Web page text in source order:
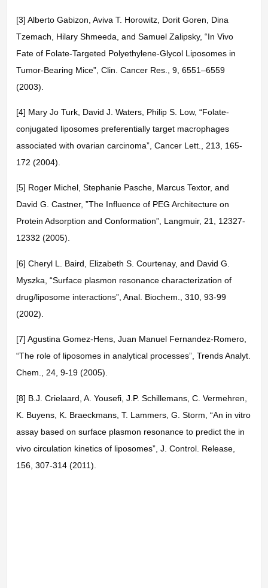
[3] Alberto Gabizon, Aviva T. Horowitz, Dorit Goren, Dina
Tzemach, Hilary Shmeeda, and Samuel Zalipsky, “In Vivo
Fate of Folate-Targeted Polyethylene-Glycol Liposomes in
Tumor-Bearing Mice”, Clin. Cancer Res., 9, 6551–6559
(2003).
[4] Mary Jo Turk, David J. Waters, Philip S. Low, “Folate-
conjugated liposomes preferentially target macrophages
associated with ovarian carcinoma”, Cancer Lett., 213, 165-
172 (2004).
[5] Roger Michel, Stephanie Pasche, Marcus Textor, and
David G. Castner, ”The Influence of PEG Architecture on
Protein Adsorption and Conformation”, Langmuir, 21, 12327-
12332 (2005).
[6] Cheryl L. Baird, Elizabeth S. Courtenay, and David G.
Myszka, “Surface plasmon resonance characterization of
drug/liposome interactions”, Anal. Biochem., 310, 93-99
(2002).
[7] Agustina Gomez-Hens, Juan Manuel Fernandez-Romero,
“The role of liposomes in analytical processes”, Trends Analyt.
Chem., 24, 9-19 (2005).
[8] B.J. Crielaard, A. Yousefi, J.P. Schillemans, C. Vermehren,
K. Buyens, K. Braeckmans, T. Lammers, G. Storm, “An in vitro
assay based on surface plasmon resonance to predict the in
vivo circulation kinetics of liposomes”, J. Control. Release,
156, 307-314 (2011).